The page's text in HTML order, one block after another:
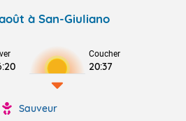
à San-Giuliano
Coucher
20:37
Sauveur